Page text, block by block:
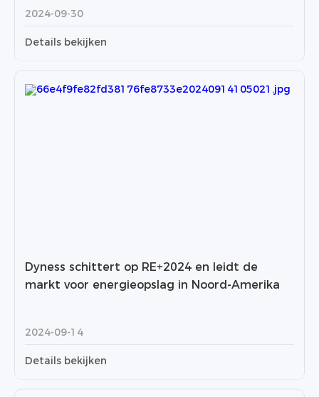
2024-09-30
Details bekijken
Dyness schittert op RE+2024 en leidt de
markt voor energieopslag in Noord-Amerika
2024-09-14
Details bekijken